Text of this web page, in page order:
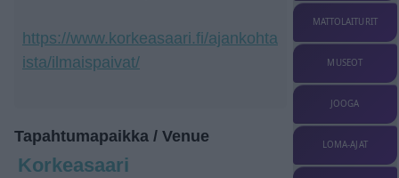
https://www.korkeasaari.fi/ajankohta
ista/ilmaispaivat/
Tapahtumapaikka / Venue
Korkeasaari
MATTOLAITURIT
MUSEOT
JOOGA
LOMA-AJAT